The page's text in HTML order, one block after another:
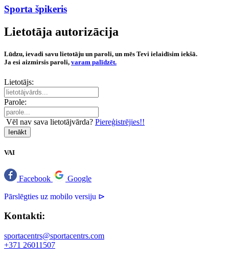
Sporta špikeris
Lietotāja autorizācija
Lūdzu, ievadi savu lietotāju un paroli, un mēs Tevi ielaidīsim iekšā.
Ja esi aizmirsis paroli, varam palīdzēt.
Lietotājs:
Parole:
Vēl nav sava lietotājvārda? Piereģistrējies!!
Ienākt
VAI
Facebook Google
Pārslēgties uz mobilo versiju ⊳
Kontakti:
sportacentrs@sportacentrs.com
+371 26011507